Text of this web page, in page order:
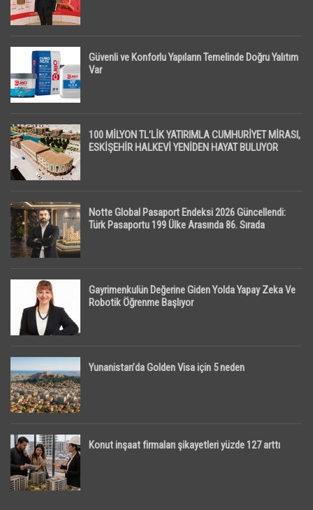
Güvenli ve Konforlu Yapıların Temelinde Doğru Yalıtım
Var
100 MİLYON TL’LİK YATIRIMLA CUMHURİYET MİRASI,
ESKİŞEHİR HALKEVİ YENİDEN HAYAT BULUYOR
Notte Global Pasaport Endeksi 2026 Güncellendi:
Türk Pasaportu 199 Ülke Arasında 86. Sırada
Gayrimenkulün Değerine Giden Yolda Yapay Zeka Ve
Robotik Öğrenme Başlıyor
Yunanistan’da Golden Visa için 5 neden
Konut inşaat firmaları şikayetleri yüzde 127 arttı